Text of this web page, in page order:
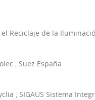
Reciclaje de la
Suez España
SIGAUS Sistema